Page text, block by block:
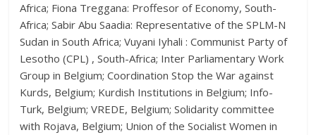
Africa; Fiona Treggana: Proffesor of Economy, South-
Africa; Sabir Abu Saadia: Representative of the SPLM-N
Sudan in South Africa; Vuyani Iyhali : Communist Party of
Lesotho (CPL) , South-Africa; Inter Parliamentary Work
Group in Belgium; Coordination Stop the War against
Kurds, Belgium; Kurdish Institutions in Belgium; Info-
Turk, Belgium; VREDE, Belgium; Solidarity committee
with Rojava, Belgium; Union of the Socialist Women in